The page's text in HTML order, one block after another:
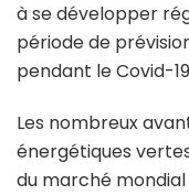
à se développer
période de
pendant le Covid-
Les nombreux
énergétiques
du marché mondial